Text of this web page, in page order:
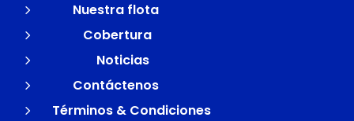
5 Nuestra flota
5 Cobertura
5 Noticias
5 Contáctenos
5 Términos & Condiciones